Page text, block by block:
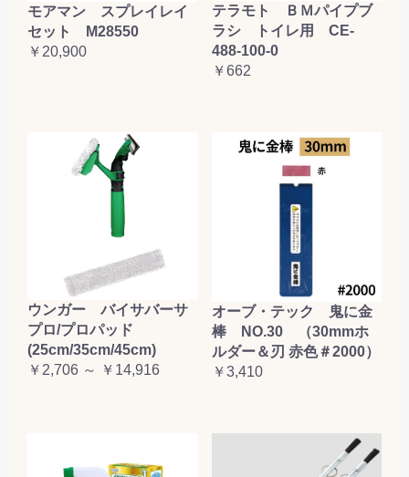
モアマン スプレイレイ
セット M28550
￥20,900
テラモト ＢＭパイプブ
ラシ トイレ用 CE-
488-100-0
￥662
ウンガー バイサバーサ
プロ/プロパッド
(25cm/35cm/45cm)
￥2,706 ～ ￥14,916
オーブ・テック 鬼に金
棒 NO.30 （30mmホ
ルダー＆刃 赤色＃2000）
￥3,410